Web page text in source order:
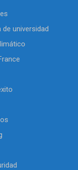
de universidad